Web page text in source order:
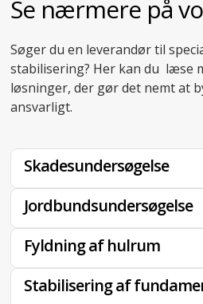
Til erhverv
Se nærmere på
stabilisering? Her kan du læse
løsninger, der gør det nemt at
ansvarligt.
Skadesundersøgelse
Jordbundsundersøgelse